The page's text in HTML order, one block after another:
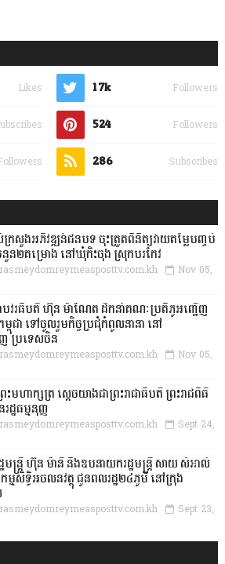
Likes 1.7k Followers
524 Followers
286 Subscribes
ស់ក្រសួងអភិវឌ្ឍន៍ជនបទ ចុះត្រួតពិនិត្យវាយតម្លៃបញ្ចប់
ន២គម្រោង នៅឃុំកិះចុង ស្រុកបរកែវ
Nov 05,
បវរធិបតី ហ៊ុន ម៉ាណែត ដឹកនាំគណៈប្រតិភូអញ្ជើញ
ពុជា ទៅចូលរួមកិច្ចប្រជុំកំពូលនានា នៅ
ប្រទេសចិន
Nov 05,
ះមហាក្សត្រ ស្តេចយាងជាព្រះរាជាធិបតី ព្រះរាជពិធី
ដ្ឋធម្មនុញ្ញ
Sept 24,
មន្ដ្រី ហ៊ុន ម៉ានី និងឧបនាយករដ្ឋមន្ដ្រី សាយ សំអាល់
មសិទ្ធិអចលនវត្ថុ ជូនពលរដ្ឋ២៤ភូមិ នៅក្រុង
Sept 23,